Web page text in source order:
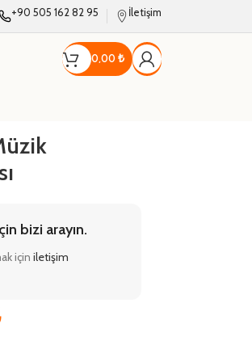
+90 505 162 82 95 İletişim
0,00 ₺
bizi arayın.
için iletişim